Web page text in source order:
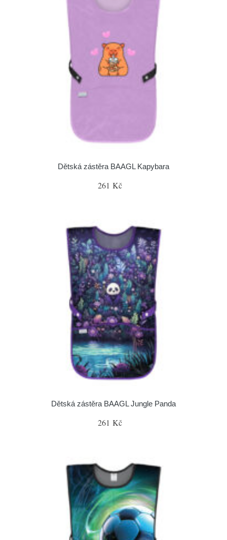
Dětská zástěra BAAGL Kapybara
261 Kč
Dětská zástěra BAAGL Jungle Panda
261 Kč